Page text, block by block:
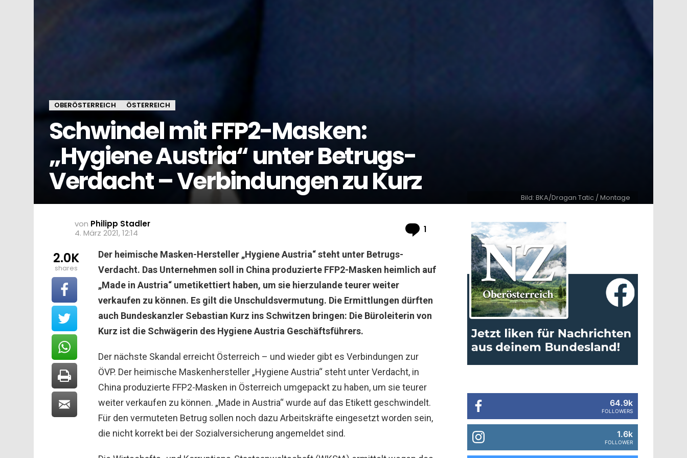
OBERÖSTERREICH ÖSTERREICH
Schwindel mit FFP2-Masken:
„Hygiene Austria“ unter Betrugs-
Verdacht – Verbindungen zu Kurz
Bild: BKA/Dragan Tatic / Montage
von Philipp Stadler
4. März 2021, 12:14
1 Kommentar
Der heimische Masken-Hersteller „Hygiene Austria“ steht unter Betrugs-
Verdacht. Das Unternehmen soll in China produzierte FFP2-Masken heimlich auf
„Made in Austria“ umetikettiert haben, um sie hierzulande teurer weiter
verkaufen zu können. Es gilt die Unschuldsvermutung. Die Ermittlungen dürften
auch Bundeskanzler Sebastian Kurz ins Schwitzen bringen: Die Büroleiterin von
Kurz ist die Schwägerin des Hygiene Austria Geschäftsführers.
Der nächste Skandal erreicht Österreich – und wieder gibt es Verbindungen zur
ÖVP. Der heimische Maskenhersteller „Hygiene Austria“ steht unter Verdacht, in
China produzierte FFP2-Masken in Österreich umgepackt zu haben, um sie teurer
weiter verkaufen zu können. „Made in Austria“ wurde auf das Etikett geschwindelt.
Für den vermuteten Betrug sollen noch dazu Arbeitskräfte eingesetzt worden sein,
die nicht korrekt bei der Sozialversicherung angemeldet sind.
2.0K
shares
64.9k
FOLLOWERS
1.6k
FOLLOWER